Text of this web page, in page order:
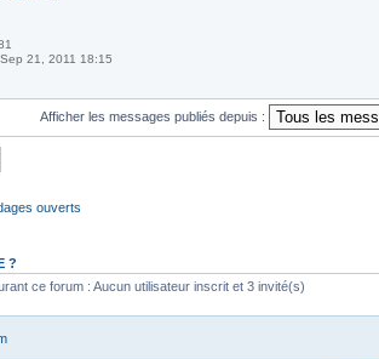
21, 2011 18:15
Afficher les messages publiés depuis :
ouverts
?
ce forum : Aucun utilisateur inscrit et 3 invité(s)